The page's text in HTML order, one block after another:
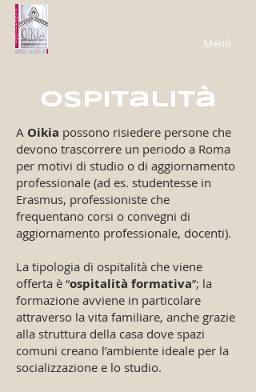
Menù
ospitalità
A Oikia possono risiedere persone che
devono trascorrere un periodo a Roma
per motivi di studio o di aggiornamento
professionale (ad es. studentesse in
Erasmus, professioniste che
frequentano corsi o convegni di
aggiornamento professionale, docenti).
La tipologia di ospitalità che viene
offerta è “ospitalità formativa”; la
formazione avviene in particolare
attraverso la vita familiare, anche grazie
alla struttura della casa dove spazi
comuni creano l’ambiente ideale per la
socializzazione e lo studio.